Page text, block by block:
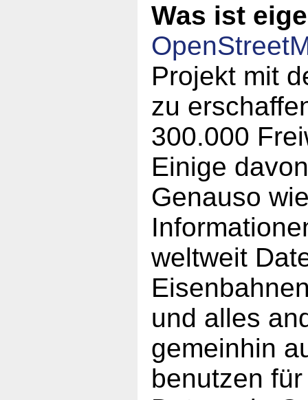
Was ist
Projekt mit
zu
300.000
Einige
Genauso
weltweit
und alles
gemeinhin
benutzen